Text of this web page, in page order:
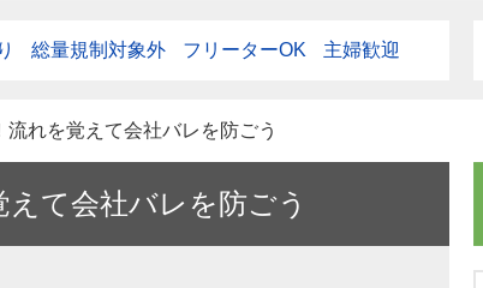
れを覚えて会社バレを防ごう
て会社バレを防ごう
総量規制対象外 フリーターOK 主婦歓迎